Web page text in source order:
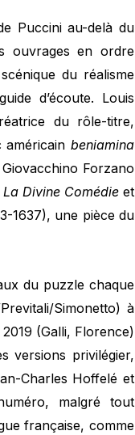
Puccini au-delà du
ouvrages en ordre
du réalisme
d’écoute. Louis
du rôle-titre,
beniamina
Forzano
La Divine Comédieet
1637), une pièce du
du puzzle chaque
Simonetto) à
(Galli, Florence)
versions privilégier,
Charles Hoffelé et
malgré tout
française, comme